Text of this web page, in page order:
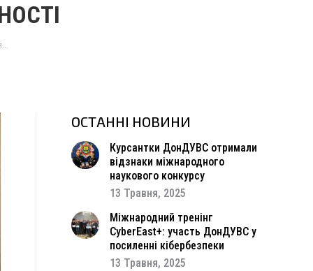
ОСТАННІ НОВИНИ
Курсантки ДонДУВС отримали
відзнаки міжнародного
наукового конкурсу
13 Травня, 2025
Міжнародний тренінг
CyberEast+: участь ДонДУВС у
посиленні кібербезпеки
13 Травня, 2025